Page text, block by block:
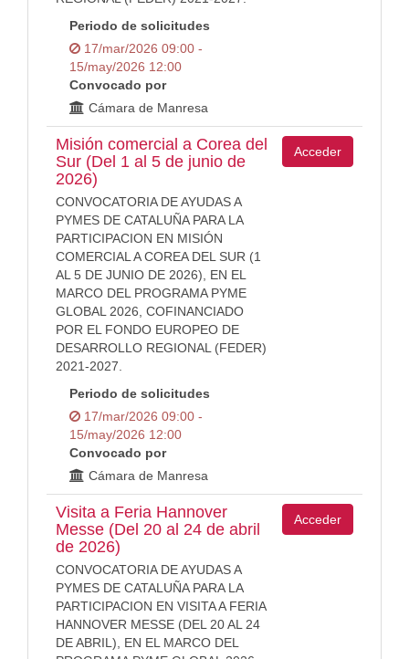
Periodo de solicitudes
17/mar/2026 09:00 -
15/may/2026 12:00
Convocado por
Cámara de Manresa
Misión comercial a Corea del
Sur (Del 1 al 5 de junio de
2026)
CONVOCATORIA DE AYUDAS A
PYMES DE CATALUÑA PARA LA
PARTICIPACION EN MISIÓN
COMERCIAL A COREA DEL SUR (1
AL 5 DE JUNIO DE 2026), EN EL
MARCO DEL PROGRAMA PYME
GLOBAL 2026, COFINANCIADO
POR EL FONDO EUROPEO DE
DESARROLLO REGIONAL (FEDER)
2021-2027.
Periodo de solicitudes
17/mar/2026 09:00 -
15/may/2026 12:00
Convocado por
Cámara de Manresa
Acceder
Visita a Feria Hannover
Messe (Del 20 al 24 de abril
de 2026)
CONVOCATORIA DE AYUDAS A
PYMES DE CATALUÑA PARA LA
PARTICIPACION EN VISITA A FERIA
HANNOVER MESSE (DEL 20 AL 24
DE ABRIL), EN EL MARCO DEL
Acceder